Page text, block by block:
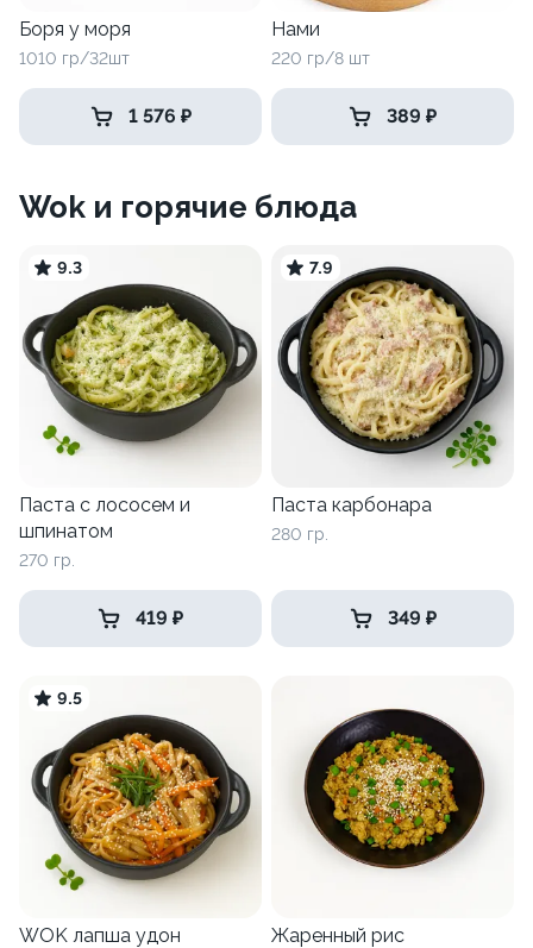
Боря у моря
1010 гр/32шт
1 576 ₽
Нами
220 гр/8 шт
389 ₽
Wok и горячие блюда
9.3
Паста с лососем и
шпинатом
270 гр.
419 ₽
7.9
Паста карбонара
280 гр.
349 ₽
9.5
WOK лапша удон Жаренный рис